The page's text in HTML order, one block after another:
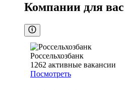
Компании для вас
Россельхозбанк
1262 активные вакансии
Посмотреть